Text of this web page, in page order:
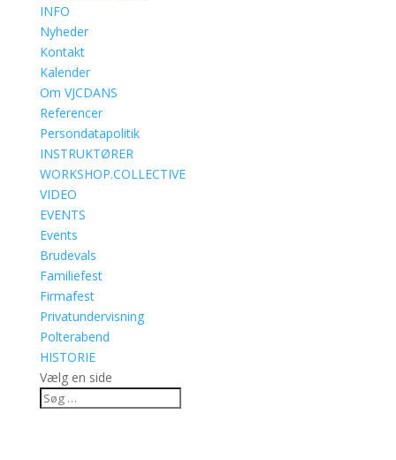
INFO
Nyheder
Kontakt
Kalender
Om VJCDANS
Referencer
Persondatapolitik
INSTRUKTØRER
WORKSHOP.COLLECTIVE
VIDEO
EVENTS
Events
Brudevals
Familiefest
Firmafest
Privatundervisning
Polterabend
HISTORIE
Vælg en side